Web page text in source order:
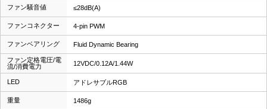
ファン騒音値 ≤28dB(A)
ファンコネクター 4-pin PWM
ファンベアリング Fluid Dynamic Bearing
ファン定格電圧/電
流/消費電力
12VDC/0.12A/1.44W
LED アドレサブルRGB
重量 1486g